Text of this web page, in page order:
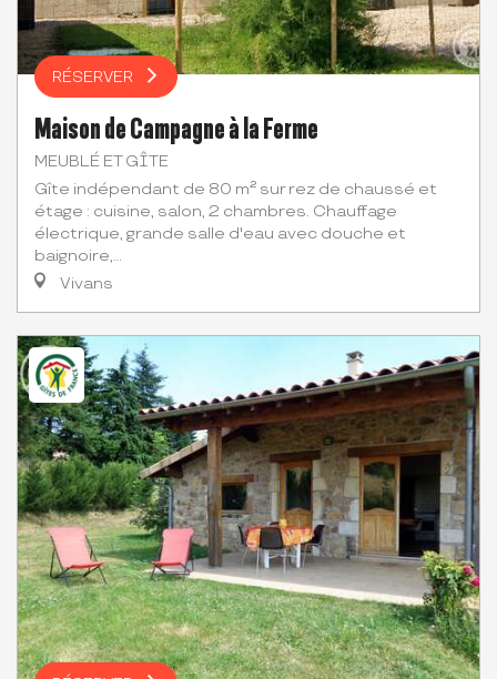
RÉSERVER
Maison de Campagne à la Ferme
MEUBLÉ ET GÎTE
Gîte indépendant de 80 m² sur rez de chaussé et
étage : cuisine, salon, 2 chambres. Chauffage
électrique, grande salle d'eau avec douche et
baignoire,...
Vivans